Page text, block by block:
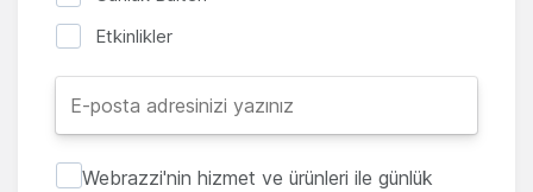
Etkinlikler
Webrazzi'nin hizmet ve ürünleri ile günlük